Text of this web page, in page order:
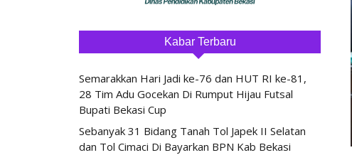
Kabar Terbaru
Semarakkan Hari Jadi ke-76 dan HUT RI ke-81,
28 Tim Adu Gocekan Di Rumput Hijau Futsal
Bupati Bekasi Cup
Sebanyak 31 Bidang Tanah Tol Japek II Selatan
dan Tol Cimaci Di Bayarkan BPN Kab Bekasi